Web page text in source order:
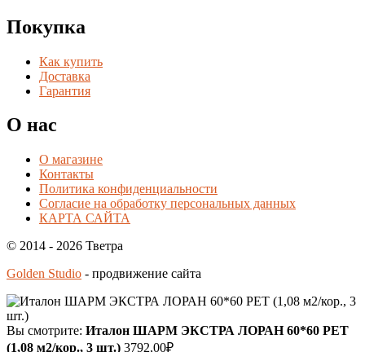
Покупка
Как купить
Доставка
Гарантия
О нас
О магазине
Контакты
Политика конфиденциальности
Согласие на обработку персональных данных
КАРТА САЙТА
© 2014 - 2026 Тветра
Golden Studio - продвижение сайта
Вы смотрите: Италон ШАРМ ЭКСТРА ЛОРАН 60*60 РЕТ
(1,08 м2/кор., 3 шт.) 3792,00₽